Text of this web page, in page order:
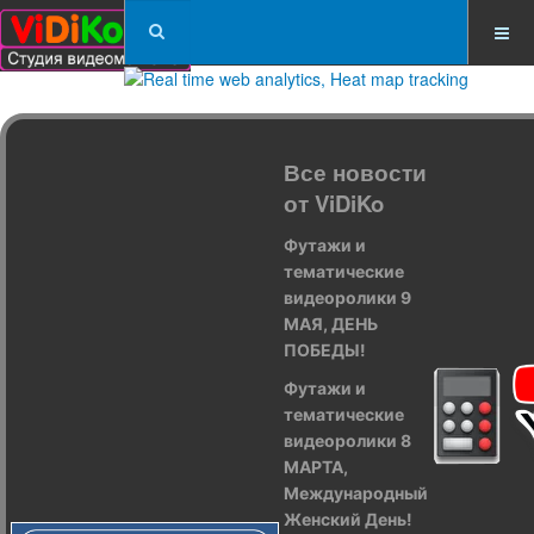
Все новости
от ViDiKo
Футажи и
тематические
видеоролики 9
МАЯ, ДЕНЬ
ПОБЕДЫ!
Футажи и
тематические
видеоролики 8
МАРТА,
Международный
Женский День!